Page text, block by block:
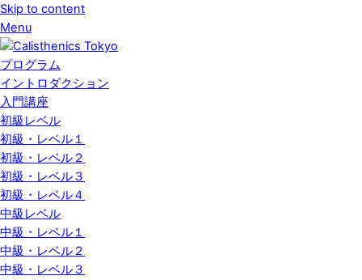
Skip to content
Menu
プログラム
イントロダクション
入門講座
初級レベル
初級・レベル１
初級・レベル２
初級・レベル３
初級・レベル４
中級レベル
中級・レベル１
中級・レベル２
中級・レベル３